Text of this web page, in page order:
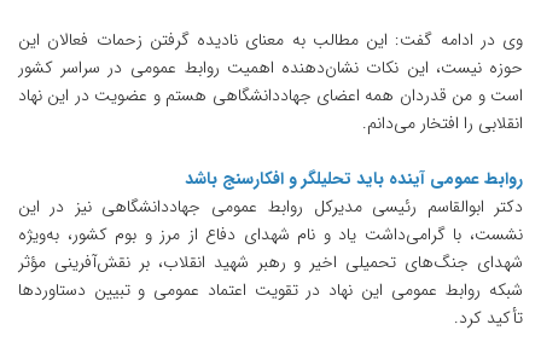
وی در ادامه گفت: این مطالب به معنای نادیده گرفتن زحمات فعالان این
حوزه نیست، این نکات نشان‌دهنده اهمیت روابط عمومی در سراسر کشور
است و من قدردان همه اعضای جهاددانشگاهی هستم و عضویت در این نهاد
انقلابی را افتخار می‌دانم.
روابط عمومی آینده باید تحلیلگر و افکارسنج باشد
دکتر ابوالقاسم رئیسی مدیرکل روابط عمومی جهاددانشگاهی نیز در این
نشست، با گرامی‌داشت یاد و نام شهدای دفاع از مرز و بوم کشور، به‌ویژه
شهدای جنگ‌های تحمیلی اخیر و رهبر شهید انقلاب، بر نقش‌آفرینی مؤثر
شبکه روابط عمومی این نهاد در تقویت اعتماد عمومی و تبیین دستاوردها
تأکید کرد.